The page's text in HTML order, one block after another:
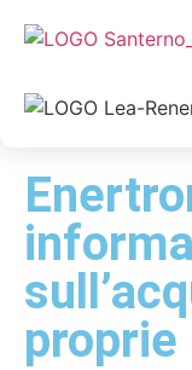
proprie